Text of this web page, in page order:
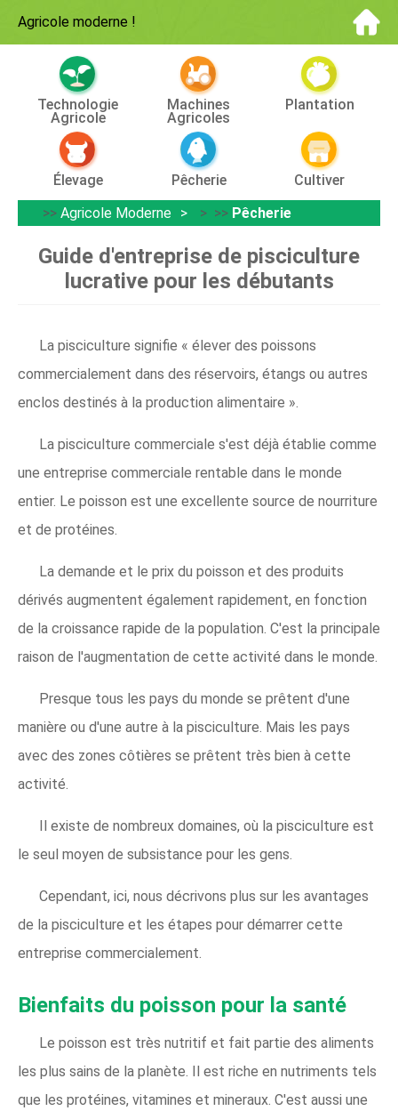
Agricole moderne !
Technologie
Agricole
Machines
Agricoles
Plantation
Élevage Pêcherie
Cultiver
>> Agricole Moderne > >> Pêcherie
Guide d'entreprise de pisciculture
lucrative pour les débutants
La pisciculture signifie « élever des poissons
commercialement dans des réservoirs, étangs ou autres
enclos destinés à la production alimentaire ».
La pisciculture commerciale s'est déjà établie comme
une entreprise commerciale rentable dans le monde
entier. Le poisson est une excellente source de nourriture
et de protéines.
La demande et le prix du poisson et des produits
dérivés augmentent également rapidement, en fonction
de la croissance rapide de la population. C'est la principale
raison de l'augmentation de cette activité dans le monde.
Presque tous les pays du monde se prêtent d'une
manière ou d'une autre à la pisciculture. Mais les pays
avec des zones côtières se prêtent très bien à cette
activité.
Il existe de nombreux domaines, où la pisciculture est
le seul moyen de subsistance pour les gens.
Cependant, ici, nous décrivons plus sur les avantages
de la pisciculture et les étapes pour démarrer cette
entreprise commercialement.
Bienfaits du poisson pour la santé
Le poisson est très nutritif et fait partie des aliments
les plus sains de la planète. Il est riche en nutriments tels
que les protéines, vitamines et mineraux. C'est aussi une